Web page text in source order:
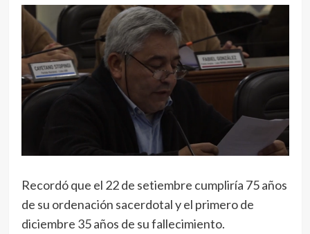
Recordó que el 22 de setiembre cumpliría 75 años
de su ordenación sacerdotal y el primero de
diciembre 35 años de su fallecimiento.